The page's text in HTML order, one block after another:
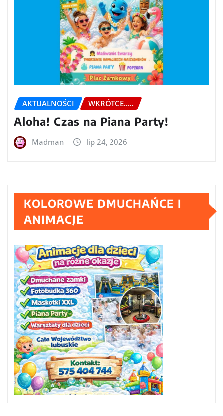
AKTUALNOŚCI WKRÓTCE.....
Aloha! Czas na Piana Party!
Madman lip 24, 2026
KOLOROWE DMUCHAŃCE I
ANIMACJE